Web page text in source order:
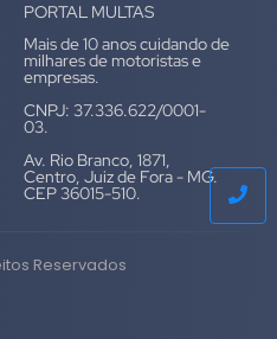
PORTAL MULTAS
Mais de 10 anos cuidando de
milhares de motoristas e
empresas.
CNPJ: 37.336.622/0001-
03.
Av. Rio Branco, 1871,
Centro, Juiz de Fora - MG.
CEP 36015-510.
Reservados